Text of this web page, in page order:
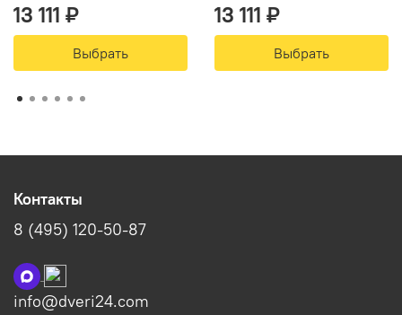
13 111 ₽
Выбрать
13 111 ₽
Выбрать
Контакты
8 (495) 120-50-87
info@dveri24.com